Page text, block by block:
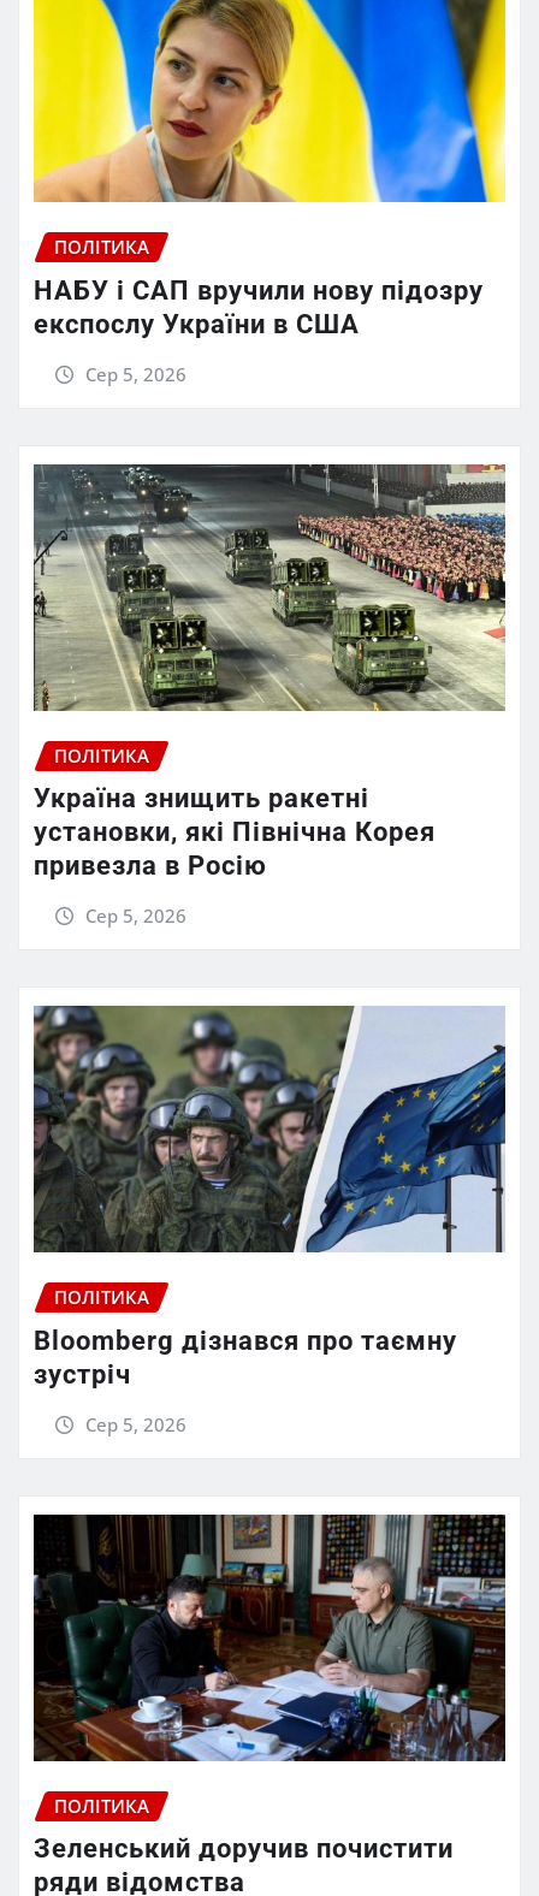
ПОЛІТИКА
НАБУ і САП вручили нову підозру
експослу України в США
Сер 5, 2026
ПОЛІТИКА
Україна знищить ракетні
установки, які Північна Корея
привезла в Росію
Сер 5, 2026
ПОЛІТИКА
Bloomberg дізнався про таємну
зустріч
Сер 5, 2026
ПОЛІТИКА
Зеленський доручив почистити
ряди відомства